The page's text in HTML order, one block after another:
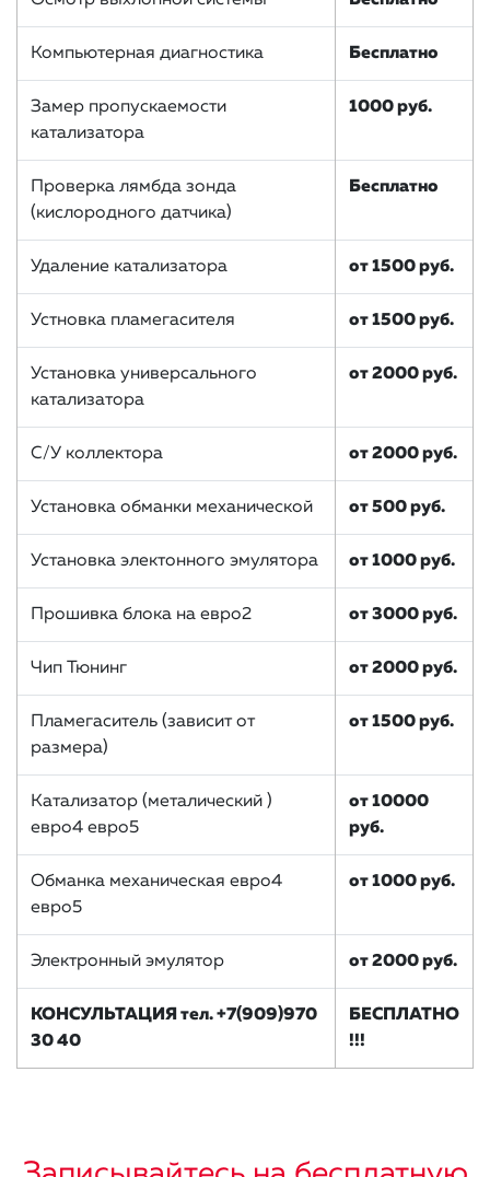
Компьютерная диагностика Бесплатно
Замер пропускаемости
катализатора
1000 руб.
Проверка лямбда зонда
(кислородного датчика)
Бесплатно
Удаление катализатора от 1500 руб.
Устновка пламегасителя от 1500 руб.
Установка универсального
катализатора
от 2000 руб.
С/У коллектора от 2000 руб.
Установка обманки механической от 500 руб.
Установка электонного эмулятора от 1000 руб.
Прошивка блока на евро2 от 3000 руб.
Чип Тюнинг от 2000 руб.
Пламегаситель (зависит от
размера)
от 1500 руб.
Катализатор (металический )
евро4 евро5
от 10000
руб.
Обманка механическая евро4
евро5
от 1000 руб.
Электронный эмулятор от 2000 руб.
КОНСУЛЬТАЦИЯ тел. +7(909)970
30 40
БЕСПЛАТНО
!!!